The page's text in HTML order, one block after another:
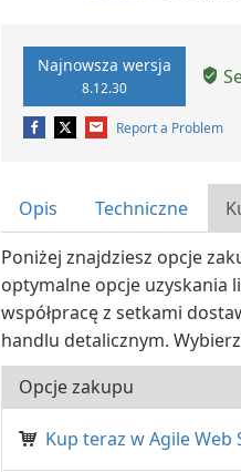
Najnowsza wersja
8.12.30
Report a Problem
Opis Techniczne
Poniżej znajdziesz opcje
optymalne opcje uzyskania
współpracę z setkami
handlu detalicznym.
Opcje zakupu
Kup teraz w Agile Web